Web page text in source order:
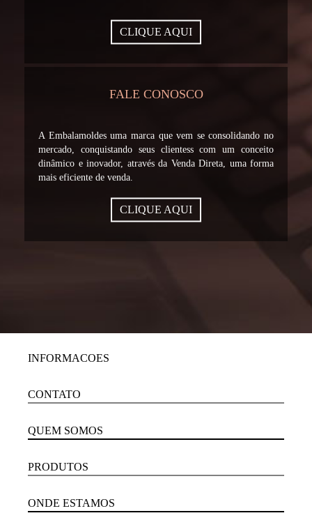
CLIQUE AQUI
FALE CONOSCO
A Embalamoldes uma marca que vem se consolidando no
mercado, conquistando seus clientess com um conceito
dinâmico e inovador, através da Venda Direta, uma forma
mais eficiente de venda.
CLIQUE AQUI
INFORMACOES
CONTATO
QUEM SOMOS
PRODUTOS
ONDE ESTAMOS